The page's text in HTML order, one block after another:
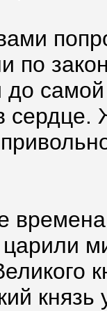
по
сердце.
князь